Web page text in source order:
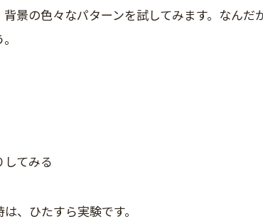
景の色々なパターンを試してみます。なんだ
してみる
、ひたすら実験です。